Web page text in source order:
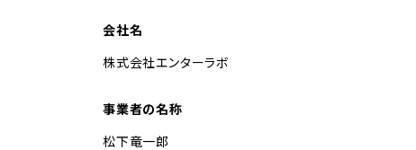
会社名
株式会社エンターラボ
事業者の名称
松下竜一郎